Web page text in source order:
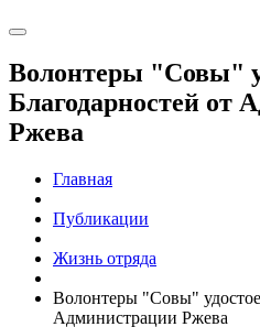
Волонтеры "Совы"
Благодарностей от
Ржева
Главная
Публикации
Жизнь отряда
Волонтеры "Совы"
Администрации Ржева